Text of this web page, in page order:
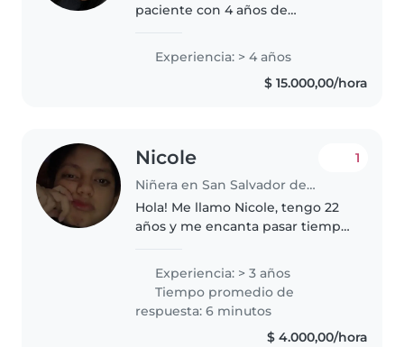
paciente con 4 años de
certificación en primeros auxilios
y me encanta involucrar a los
Experiencia: > 4 años
$ 15.000,00/hora
Nicole
Niñera en San Salvador de Jujuy
1
Hola! Me llamo Nicole, tengo 22
años y me encanta pasar tiempo
atenta y me gusta crear un
ambiente seguro y divertido
para ellos. Tengo experiencia
cuidando..
Experiencia: > 3 años
Tiempo promedio de
respuesta: 6 minutos
$ 4.000,00/hora